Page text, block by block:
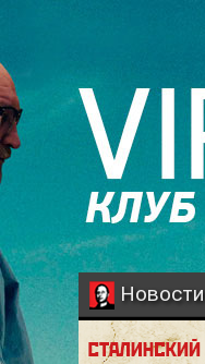
Новости